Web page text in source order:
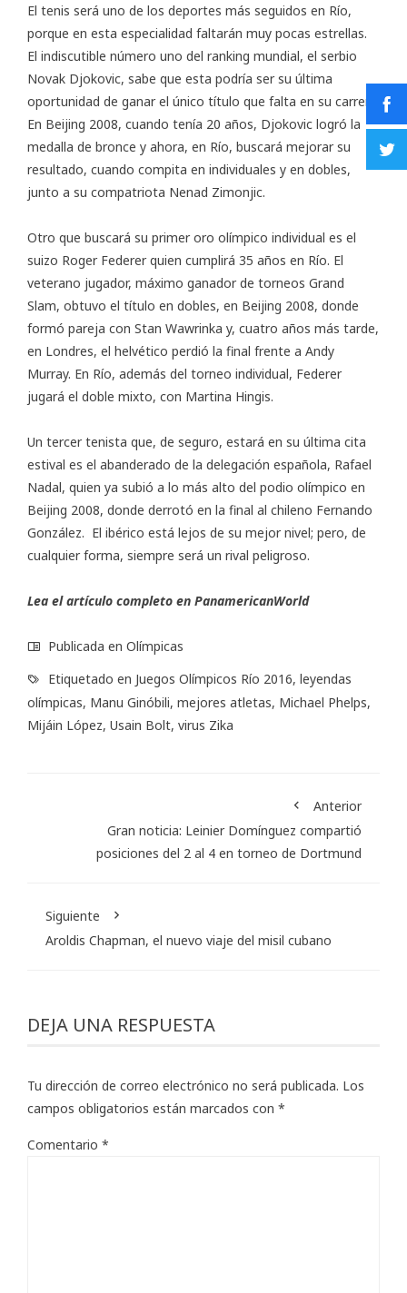
El tenis será uno de los deportes más seguidos en Río,
porque en esta especialidad faltarán muy pocas estrellas.
El indiscutible número uno del ranking mundial, el serbio
Novak Djokovic, sabe que esta podría ser su última
oportunidad de ganar el único título que falta en su carrera.
En Beijing 2008, cuando tenía 20 años, Djokovic logró la
medalla de bronce y ahora, en Río, buscará mejorar su
resultado, cuando compita en individuales y en dobles,
junto a su compatriota Nenad Zimonjic.
Otro que buscará su primer oro olímpico individual es el
suizo Roger Federer quien cumplirá 35 años en Río. El
veterano jugador, máximo ganador de torneos Grand
Slam, obtuvo el título en dobles, en Beijing 2008, donde
formó pareja con Stan Wawrinka y, cuatro años más tarde,
en Londres, el helvético perdió la final frente a Andy
Murray. En Río, además del torneo individual, Federer
jugará el doble mixto, con Martina Hingis.
Un tercer tenista que, de seguro, estará en su última cita
estival es el abanderado de la delegación española, Rafael
Nadal, quien ya subió a lo más alto del podio olímpico en
Beijing 2008, donde derrotó en la final al chileno Fernando
González. El ibérico está lejos de su mejor nivel; pero, de
cualquier forma, siempre será un rival peligroso.
Lea el artículo completo en PanamericanWorld
Publicada en Olímpicas
Etiquetado en Juegos Olímpicos Río 2016, leyendas
olímpicas, Manu Ginóbili, mejores atletas, Michael Phelps,
Mijáin López, Usain Bolt, virus Zika
Anterior
Gran noticia: Leinier Domínguez compartió
posiciones del 2 al 4 en torneo de Dortmund
Siguiente
Aroldis Chapman, el nuevo viaje del misil cubano
DEJA UNA RESPUESTA
Tu dirección de correo electrónico no será publicada. Los
campos obligatorios están marcados con *
Comentario *